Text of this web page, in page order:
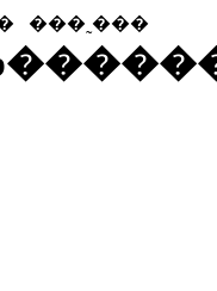
���˷���